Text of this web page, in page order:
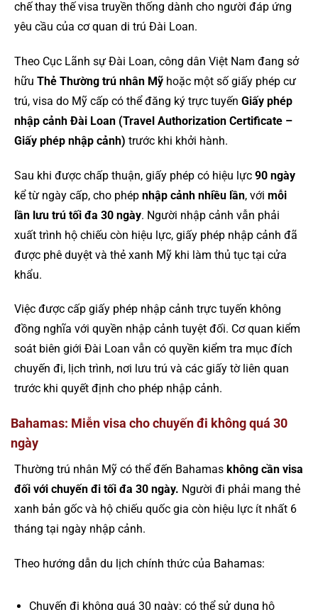
chế thay thế visa truyền thống dành cho người đáp ứng
yêu cầu của cơ quan di trú Đài Loan.
Theo Cục Lãnh sự Đài Loan, công dân Việt Nam đang sở
hữu Thẻ Thường trú nhân Mỹ hoặc một số giấy phép cư
trú, visa do Mỹ cấp có thể đăng ký trực tuyến Giấy phép
nhập cảnh Đài Loan (Travel Authorization Certificate –
Giấy phép nhập cảnh) trước khi khởi hành.
Sau khi được chấp thuận, giấy phép có hiệu lực 90 ngày
kể từ ngày cấp, cho phép nhập cảnh nhiều lần, với mỗi
lần lưu trú tối đa 30 ngày. Người nhập cảnh vẫn phải
xuất trình hộ chiếu còn hiệu lực, giấy phép nhập cảnh đã
được phê duyệt và thẻ xanh Mỹ khi làm thủ tục tại cửa
khẩu.
Việc được cấp giấy phép nhập cảnh trực tuyến không
đồng nghĩa với quyền nhập cảnh tuyệt đối. Cơ quan kiểm
soát biên giới Đài Loan vẫn có quyền kiểm tra mục đích
chuyến đi, lịch trình, nơi lưu trú và các giấy tờ liên quan
trước khi quyết định cho phép nhập cảnh.
Bahamas: Miễn visa cho chuyến đi không quá 30
ngày
Thường trú nhân Mỹ có thể đến Bahamas không cần visa
đối với chuyến đi tối đa 30 ngày. Người đi phải mang thẻ
xanh bản gốc và hộ chiếu quốc gia còn hiệu lực ít nhất 6
tháng tại ngày nhập cảnh.
Theo hướng dẫn du lịch chính thức của Bahamas:
Chuyến đi không quá 30 ngày: có thể sử dụng hộ